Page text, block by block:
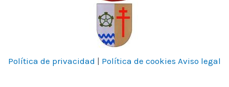
Política de privacidad | Política de cookies Aviso legal